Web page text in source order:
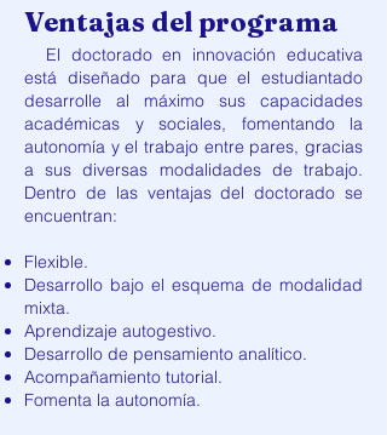
Ventajas del programa
El doctorado en innovación educativa
está diseñado para que el estudiantado
desarrolle al máximo sus capacidades
académicas y sociales, fomentando la
autonomía y el trabajo entre pares, gracias
a sus diversas modalidades de trabajo.
Dentro de las ventajas del doctorado se
encuentran:
Flexible.
Desarrollo bajo el esquema de modalidad
mixta.
Aprendizaje autogestivo.
Desarrollo de pensamiento analítico.
Acompañamiento tutorial.
Fomenta la autonomía.